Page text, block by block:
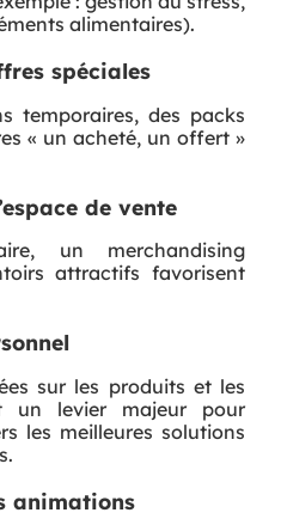
alimentaires).
spéciales
temporaires, des packs
« un acheté, un offert »
de vente
un merchandising
attractifs favorisent
sur les produits et les
un levier majeur pour
les meilleures solutions
animations